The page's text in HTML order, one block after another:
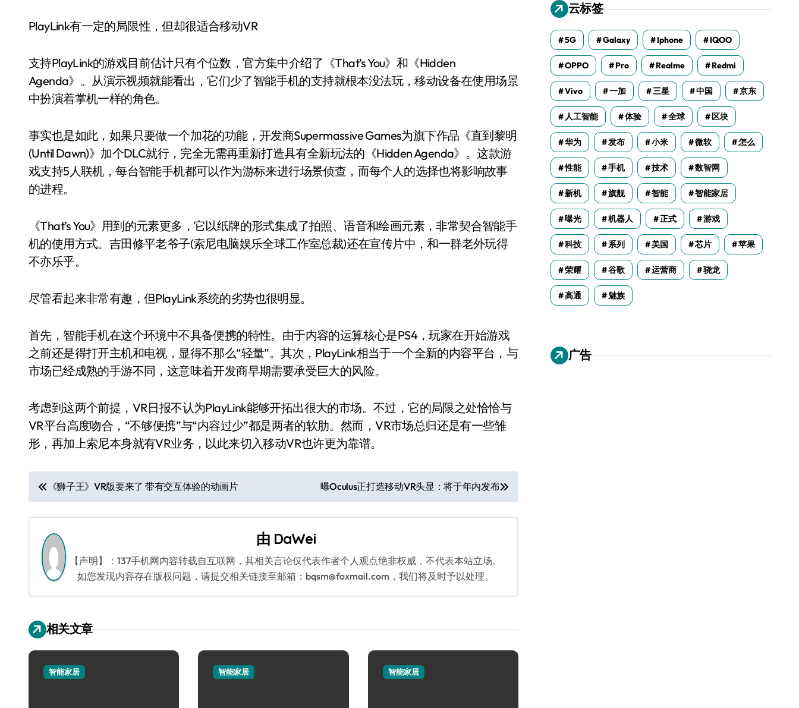
PlayLink有一定的局限性，但却很适合移动VR
支持PlayLink的游戏目前估计只有个位数，官方集中介绍了《That’s You》和《Hidden
Agenda》。从演示视频就能看出，它们少了智能手机的支持就根本没法玩，移动设备在使用场景
中扮演着掌机一样的角色。
事实也是如此，如果只要做一个加花的功能，开发商Supermassive Games为旗下作品《直到黎明
(Until Dawn)》加个DLC就行，完全无需再重新打造具有全新玩法的《Hidden Agenda》。这款游
戏支持5人联机，每台智能手机都可以作为游标来进行场景侦查，而每个人的选择也将影响故事
的进程。
《That’s You》用到的元素更多，它以纸牌的形式集成了拍照、语音和绘画元素，非常契合智能手
机的使用方式。吉田修平老爷子(索尼电脑娱乐全球工作室总裁)还在宣传片中，和一群老外玩得
不亦乐乎。
尽管看起来非常有趣，但PlayLink系统的劣势也很明显。
首先，智能手机在这个环境中不具备便携的特性。由于内容的运算核心是PS4，玩家在开始游戏
之前还是得打开主机和电视，显得不那么“轻量”。其次，PlayLink相当于一个全新的内容平台，与
市场已经成熟的手游不同，这意味着开发商早期需要承受巨大的风险。
考虑到这两个前提，VR日报不认为PlayLink能够开拓出很大的市场。不过，它的局限之处恰恰与
VR平台高度吻合，“不够便携”与“内容过少”都是两者的软肋。然而，VR市场总归还是有一些雏
形，再加上索尼本身就有VR业务，以此来切入移动VR也许更为靠谱。
文
章
导
航
《狮子王》VR版要来了 带有交互体验的动画片 曝Oculus正打造移动VR头显：将于年内发布
由 DaWei
【声明】：137手机网内容转载自互联网，其相关言论仅代表作者个人观点绝非权威，不代表本站立场。
如您发现内容存在版权问题，请提交相关链接至邮箱：bqsm@foxmail.com，我们将及时予以处理。
相关文章
智能家居 智能家居 智能家居
云标签
5G Galaxy Iphone IQOO
OPPO Pro Realme Redmi
Vivo 一加 三星 中国 京东
人工智能 体验 全球 区块
华为 发布 小米 微软 怎么
性能 手机 技术 数智网
新机 旗舰 智能 智能家居
曝光 机器人 正式 游戏
科技 系列 美国 芯片 苹果
荣耀 谷歌 运营商 骁龙
高通 魅族
广告